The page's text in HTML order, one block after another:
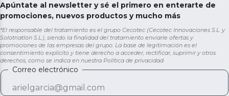
Apúntate al newsletter y sé el primero en enterarte de
promociones, nuevos productos y mucho más
*El responsable del tratamiento es el grupo Cecotec (Cecotec Innovaciones S.L. y
Solotriatlon S.L.), siendo la finalidad del tratamiento enviarle ofertas y
promociones de las empresas del grupo. La base de legitimación es el
consentimiento explícito y tiene derecho a acceder, rectificar, suprimir y otros
derechos, como se indica en nuestra Política de privacidad
Correo electrónico